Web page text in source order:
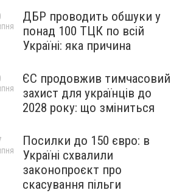
ДБР проводить обшуки у
понад 100 ТЦК по всій
Україні: яка причина
ЄС продовжив тимчасовий
захист для українців до
2028 року: що зміниться
Посилки до 150 євро: в
Україні схвалили
законопроєкт про
скасування пільги